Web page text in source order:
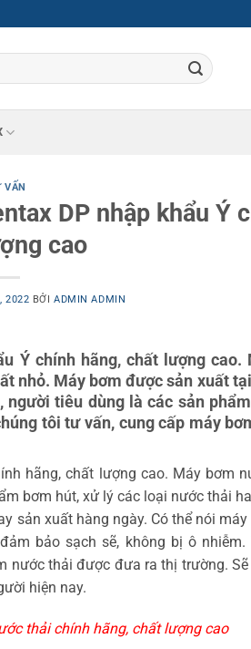
VẤN
DP nhập khẩu Ý
cao
2022 BỞIADMIN ADMIN
Ý chính hãng, chất lượng cao.
nhỏ. Máy bơm được sản xuất
tiêu dùng là các sản
tôi tư vấn, cung cấp máy
hãng, chất lượng cao. Máy bơm
bơm hút, xử lý các loại nước thải
sản xuất hàng ngày. Có thể nói
bảo sạch sẽ, không bị ô
nước thải được đưa ra thị trường.
hiện nay.
thải chính hãng, chất lượng cao